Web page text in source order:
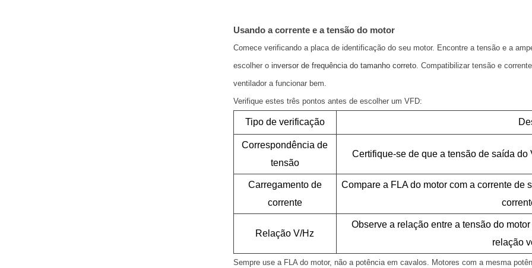
Usando a corrente e a tensão do motor
Comece verificando a placa de identificação do seu motor. Encontre a tensão e a
escolher o inversor de frequência do tamanho correto. Compatibilizar tensão e
ventilador a funcionar bem.
Verifique estes três pontos antes de escolher um VFD:
Tipo de verificação
Correspondência de
tensão
Certifique-se de que a tensão de saída
Carregamento de
corrente
Compare a FLA do motor com a corrente de
Relação V/Hz
Observe a relação entre a tensão do
relação
Sempre use a FLA do motor, não a potência em cavalos. Motores com a mesma